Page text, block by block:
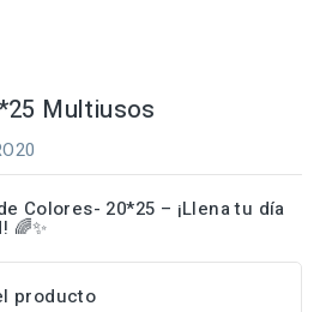
Multiusos
Colores- 20*25 – ¡Llena tu día
🌈✨
producto